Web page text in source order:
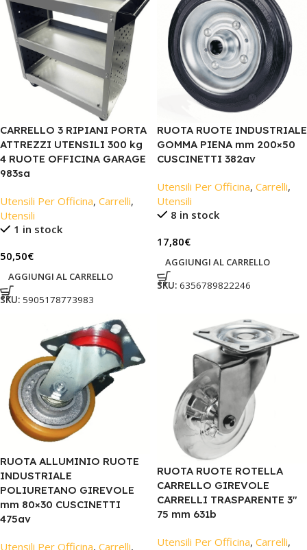
CARRELLO 3 RIPIANI PORTA
ATTREZZI UTENSILI 300 kg
4 RUOTE OFFICINA GARAGE
983sa
Utensili Per Officina, Carrelli,
Utensili
1 in stock
50,50€
AGGIUNGI AL CARRELLO
SKU: 5905178773983
RUOTA RUOTE INDUSTRIALE
GOMMA PIENA mm 200×50
CUSCINETTI 382av
Utensili Per Officina, Carrelli,
Utensili
8 in stock
17,80€
AGGIUNGI AL CARRELLO
SKU: 6356789822246
RUOTA ALLUMINIO RUOTE
INDUSTRIALE
POLIURETANO GIREVOLE
mm 80×30 CUSCINETTI
475av
Utensili Per Officina, Carrelli,
RUOTA RUOTE ROTELLA
CARRELLO GIREVOLE
CARRELLI TRASPARENTE 3″
75 mm 631b
Utensili Per Officina, Carrelli,